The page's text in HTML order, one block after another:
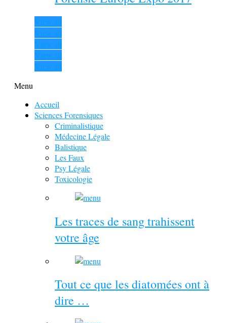
View all
View all
View all
View all
View all
Menu
Accueil
Sciences Forensiques
Criminalistique
Médecine Légale
Balistique
Les Faux
Psy Légale
Toxicologie
Les traces de sang trahissent
votre âge
Tout ce que les diatomées ont à
dire …